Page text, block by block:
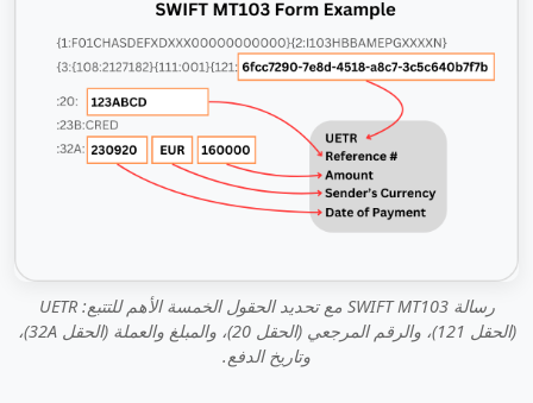
رسالة SWIFT MT103 مع تحديد الحقول الخمسة الأهم للتتبع: UETR
(الحقل 121)، والرقم المرجعي (الحقل 20)، والمبلغ والعملة (الحقل 32A)،
وتاريخ الدفع.